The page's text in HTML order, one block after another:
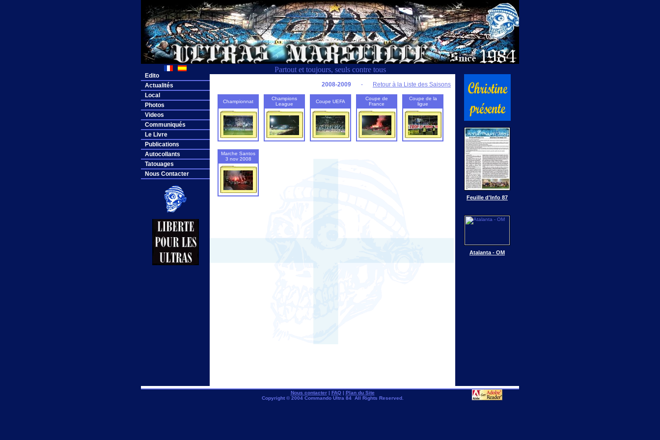
Partout et toujours, seuls contre tous
Edito
Actualités
Local
Photos
Videos
Communiqués
Le Livre
Publications
Autocollants
Tatouages
Nous Contacter
2008-2009 - Retour à la Liste des Saisons
Championnat
Champions
League
Coupe UEFA
Coupe de
France
Coupe de la
ligue
Marche Santos
3 nov 2008
Feuille d'Info 87
Atalanta - OM
Nous contacter| FAQ| Plan du Site
Copyright © 2004 Commando Ultra 84 All Rights Reserved.